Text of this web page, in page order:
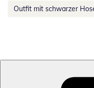
Outfit mit schwarzer